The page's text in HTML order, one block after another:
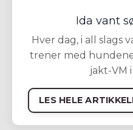
Ida vant
Hver dag, i all slags
trener med
jakt-VM
LES HELE